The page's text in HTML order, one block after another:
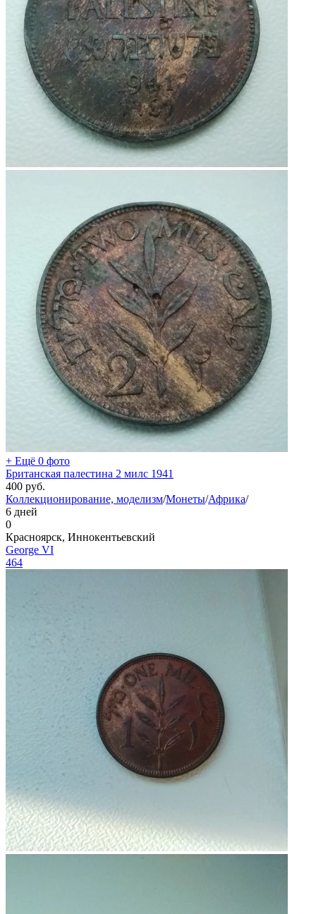
+ Ещё 0 фото
Британская палестина 2 милс 1941
400 руб.
Коллекционирование, моделизм/Монеты/Африка/
6 дней
0
Красноярск, Иннокентьевский
George VI
464